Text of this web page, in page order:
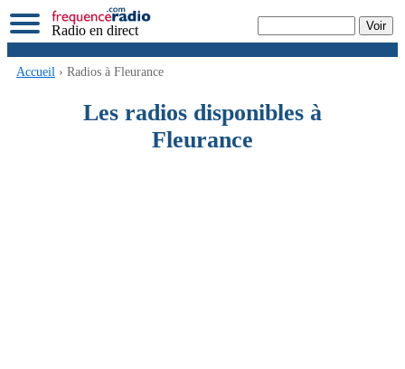
Radio en direct
Accueil › Radios à Fleurance
Les radios disponibles à
Fleurance